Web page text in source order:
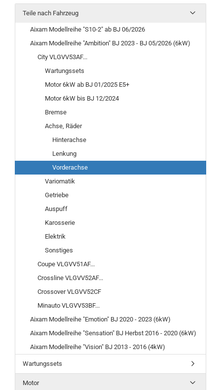
Teile nach Fahrzeug
Aixam Modellreihe "S10-2" ab BJ 06/2026
Aixam Modellreihe "Ambition" BJ 2023 - BJ 05/2026 (6kW)
City VLGVV53AF...
Wartungssets
Motor 6kW ab BJ 01/2025 E5+
Motor 6kW bis BJ 12/2024
Bremse
Achse, Räder
Hinterachse
Lenkung
Vorderachse
Variomatik
Getriebe
Auspuff
Karosserie
Elektrik
Sonstiges
Coupe VLGVV51AF...
Crossline VLGVV52AF...
Crossover VLGVV52CF
Minauto VLGVV53BF...
Aixam Modellreihe "Emotion" BJ 2020 - 2023 (6kW)
Aixam Modellreihe "Sensation" BJ Herbst 2016 - 2020 (6kW)
Aixam Modellreihe "Vision" BJ 2013 - 2016 (4kW)
Wartungssets
Motor